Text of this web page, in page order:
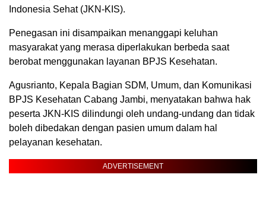
Indonesia Sehat (JKN-KIS).
Penegasan ini disampaikan menanggapi keluhan
masyarakat yang merasa diperlakukan berbeda saat
berobat menggunakan layanan BPJS Kesehatan.
Agusrianto, Kepala Bagian SDM, Umum, dan Komunikasi
BPJS Kesehatan Cabang Jambi, menyatakan bahwa hak
peserta JKN-KIS dilindungi oleh undang-undang dan tidak
boleh dibedakan dengan pasien umum dalam hal
pelayanan kesehatan.
ADVERTISEMENT